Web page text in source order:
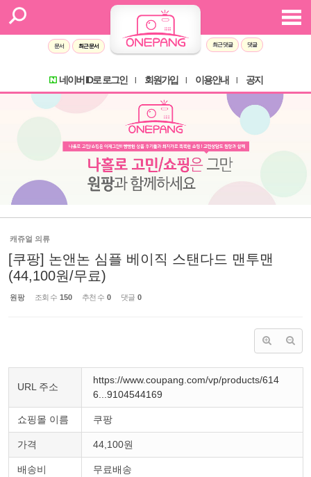
문서 최근 문서 최근 댓글 댓글
네이버 ID로 로그인 회원가입 이용안내 공지
캐쥬얼 의류
[쿠팡] 논앤논 심플 베이직 스탠다드 맨투맨
(44,100원/무료)
원팡 조회 수 150 추천 수 0 댓글 0
URL 주소
https://www.coupang.com/vp/products/614
6...9104544169
쇼핑몰 이름 쿠팡
가격 44,100원
배송비 무료배송